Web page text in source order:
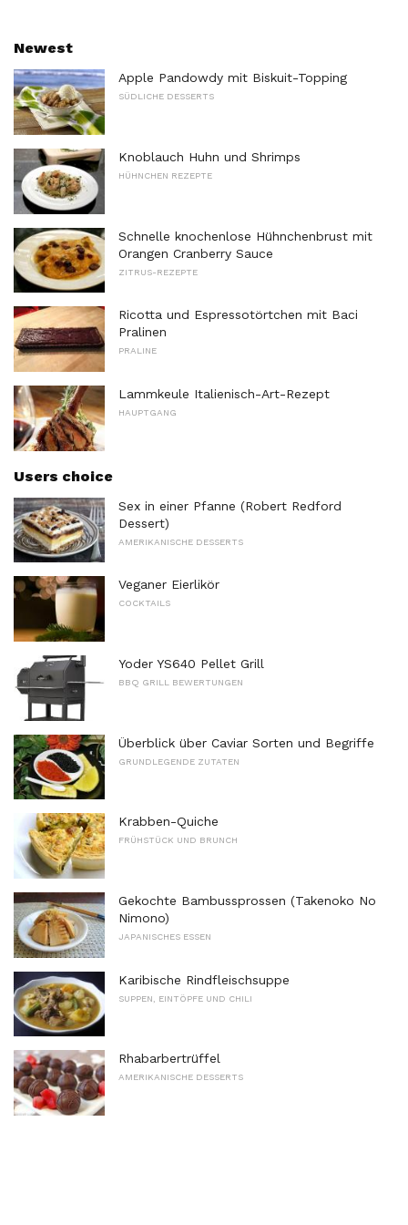
Newest
Apple Pandowdy mit Biskuit-Topping
SÜDLICHE DESSERTS
Knoblauch Huhn und Shrimps
HÜHNCHEN REZEPTE
Schnelle knochenlose Hühnchenbrust mit
Orangen Cranberry Sauce
ZITRUS-REZEPTE
Ricotta und Espressotörtchen mit Baci
Pralinen
PRALINE
Lammkeule Italienisch-Art-Rezept
HAUPTGANG
Users choice
Sex in einer Pfanne (Robert Redford
Dessert)
AMERIKANISCHE DESSERTS
Veganer Eierlikör
COCKTAILS
Yoder YS640 Pellet Grill
BBQ GRILL BEWERTUNGEN
Überblick über Caviar Sorten und Begriffe
GRUNDLEGENDE ZUTATEN
Krabben-Quiche
FRÜHSTÜCK UND BRUNCH
Gekochte Bambussprossen (Takenoko No
Nimono)
JAPANISCHES ESSEN
Karibische Rindfleischsuppe
SUPPEN, EINTÖPFE UND CHILI
Rhabarbertrüffel
AMERIKANISCHE DESSERTS